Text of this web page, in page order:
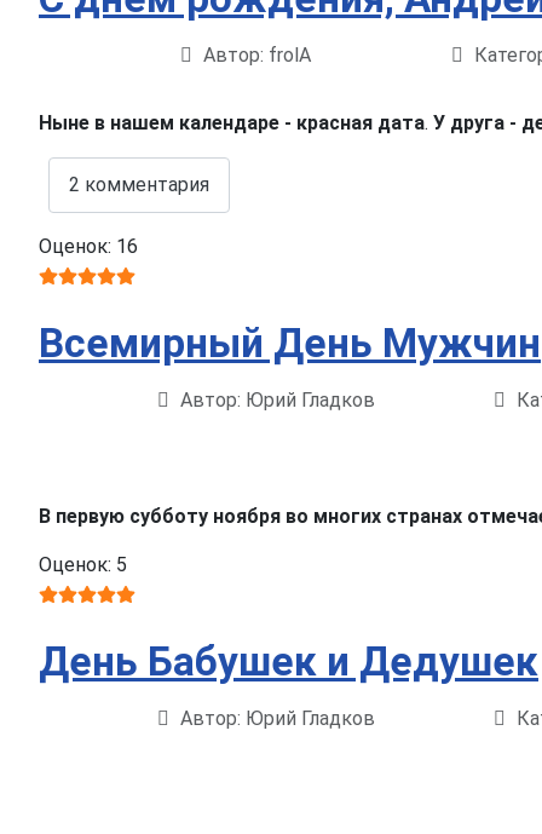
Автор: frolA
Ныне в нашем календаре - красная дата. У друга -
2 комментария
Оценок: 16
Всемирный День Мужчин
Информация о материале
Автор: Юрий Гладков
В первую субботу ноября во многих странах
Оценок: 5
День Бабушек и Дедушек
Информация о материале
Автор: Юрий Гладков